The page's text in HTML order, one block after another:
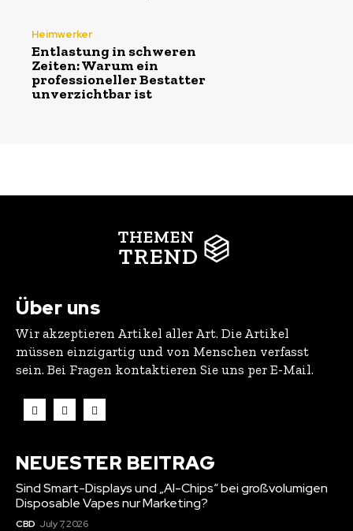
Heimwerker
Entlastung in schweren
Zeiten: Warum ein
professioneller Bestatter
unverzichtbar ist
THEMEN
TREND
Über uns
Wir akzeptieren Artikel aller Art. Die Artikel
müssen einzigartig und von Menschen verfasst
sein. Bei Fragen kontaktieren Sie uns per E-Mail.
NEUESTER BEITRAG
Sind Smart-Displays und „AI-Chips“ bei großvolumigen
Disposable Vapes nur Marketing?
CBD July 7, 2026